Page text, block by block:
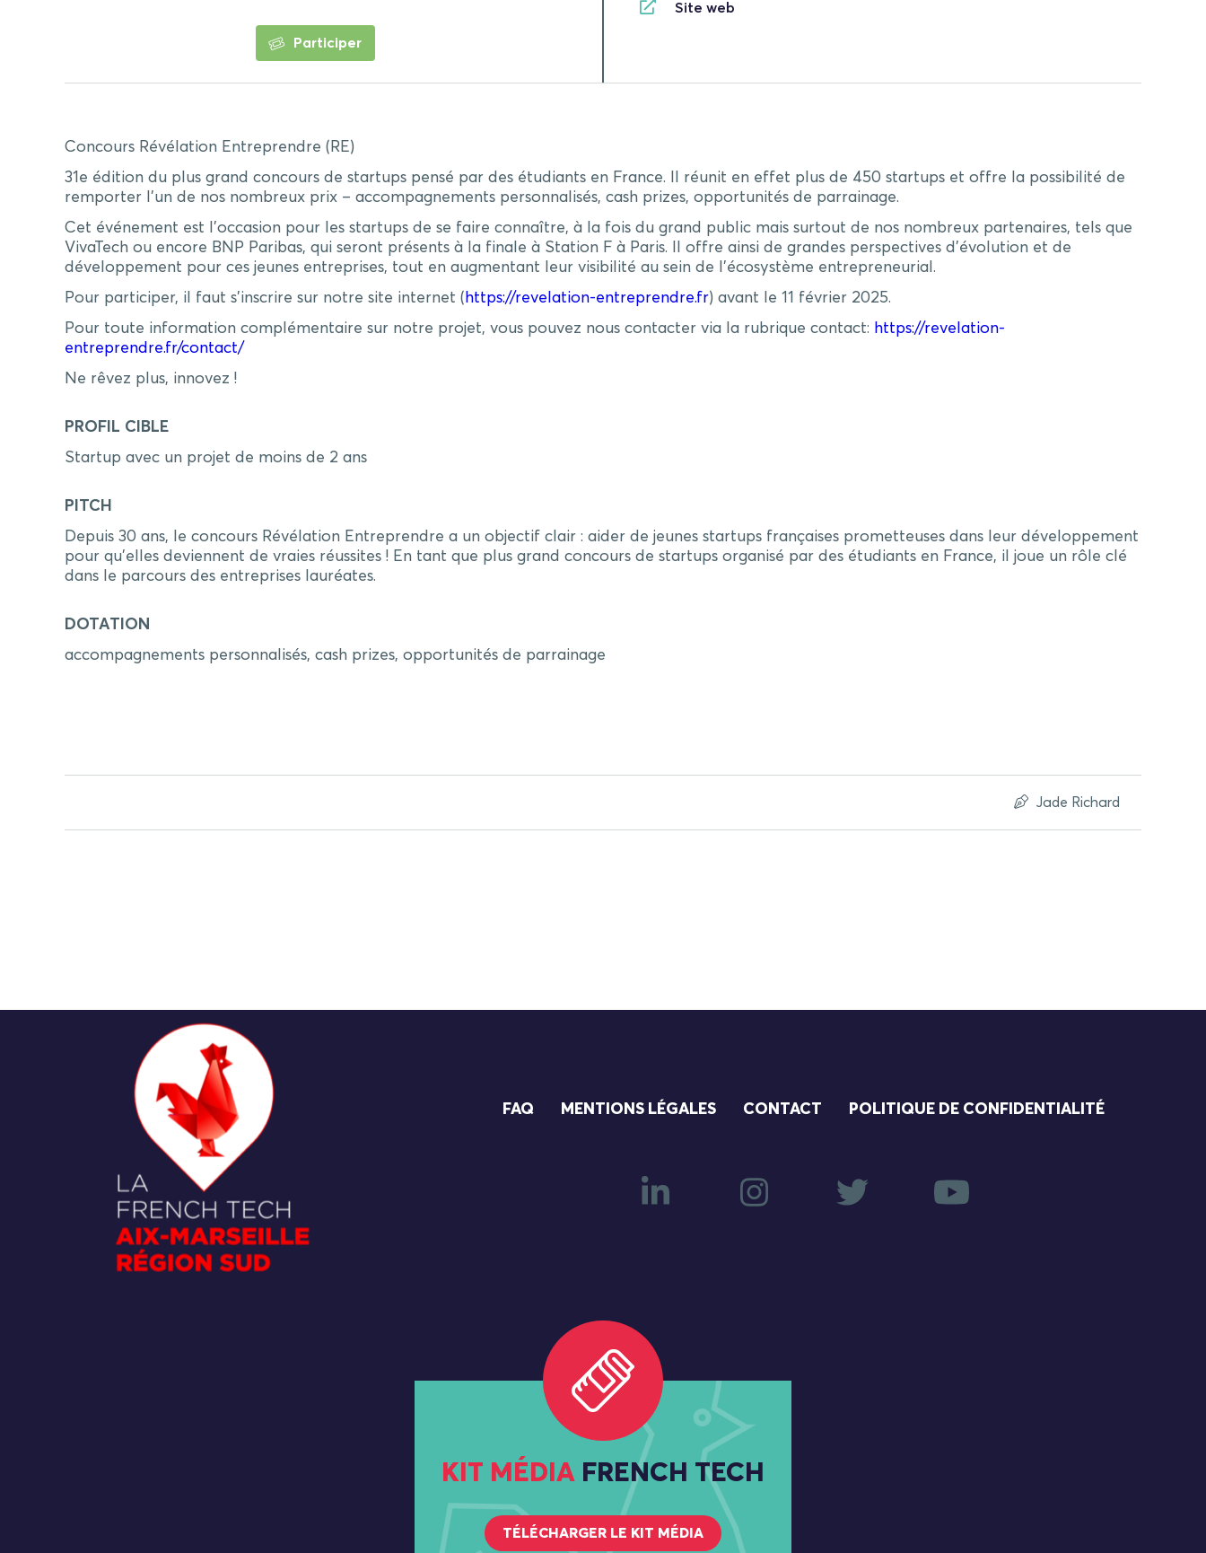
Participer
Site web
Concours Révélation Entreprendre (RE)
31e édition du plus grand concours de startups pensé par des étudiants en France. Il réunit en effet plus de 450 startups et offre la possibilité de
remporter l’un de nos nombreux prix – accompagnements personnalisés, cash prizes, opportunités de parrainage.
Cet événement est l’occasion pour les startups de se faire connaître, à la fois du grand public mais surtout de nos nombreux partenaires, tels que
VivaTech ou encore BNP Paribas, qui seront présents à la finale à Station F à Paris. Il offre ainsi de grandes perspectives d’évolution et de
développement pour ces jeunes entreprises, tout en augmentant leur visibilité au sein de l’écosystème entrepreneurial.
Pour participer, il faut s’inscrire sur notre site internet ( https://revelation-entreprendre.fr) avant le 11 février 2025.
Pour toute information complémentaire sur notre projet, vous pouvez nous contacter via la rubrique contact: https://revelation-
entreprendre.fr/contact/
Ne rêvez plus, innovez !
PROFIL CIBLE
Startup avec un projet de moins de 2 ans
PITCH
Depuis 30 ans, le concours Révélation Entreprendre a un objectif clair : aider de jeunes startups françaises prometteuses dans leur développement
pour qu’elles deviennent de vraies réussites ! En tant que plus grand concours de startups organisé par des étudiants en France, il joue un rôle clé
dans le parcours des entreprises lauréates.
DOTATION
accompagnements personnalisés, cash prizes, opportunités de parrainage
Jade Richard
FAQ MENTIONS LÉGALES CONTACT POLITIQUE DE CONFIDENTIALITÉ
KIT MÉDIA FRENCH TECH
TÉLÉCHARGER LE KIT MÉDIA